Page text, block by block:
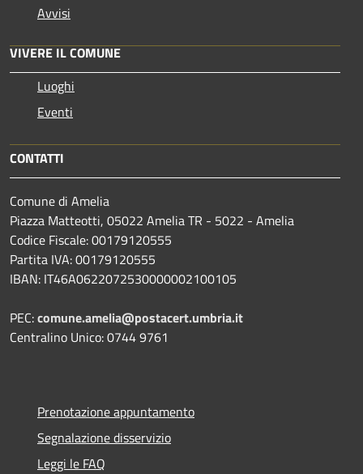
Avvisi
VIVERE IL COMUNE
Luoghi
Eventi
CONTATTI
Comune di Amelia
Piazza Matteotti, 05022 Amelia TR - 5022 - Amelia
Codice Fiscale: 00179120555
Partita IVA: 00179120555
IBAN: IT46A0622072530000002100105
PEC:comune.amelia@postacert.umbria.it
Centralino Unico: 0744 9761
Prenotazione appuntamento
Segnalazione disservizio
Leggi le FAQ